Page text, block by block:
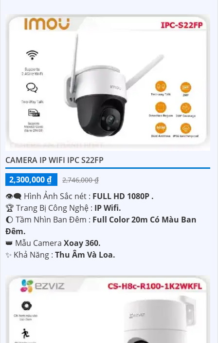
CAMERA IP WIFI IPC S22FP
2,300,000 ₫
2,746,000 ₫
👁️‍🗨 Hình Ảnh Sắc nét : FULL HD 1080P .
🏆 Trang Bị Công Nghệ : IP Wifi.
🌔 Tầm Nhìn Ban Đêm : Full Color 20m Có Màu Ban
Đêm.
👑 Mẫu Camera Xoay 360.
️✨ Khả Năng : Thu Âm Và Loa.